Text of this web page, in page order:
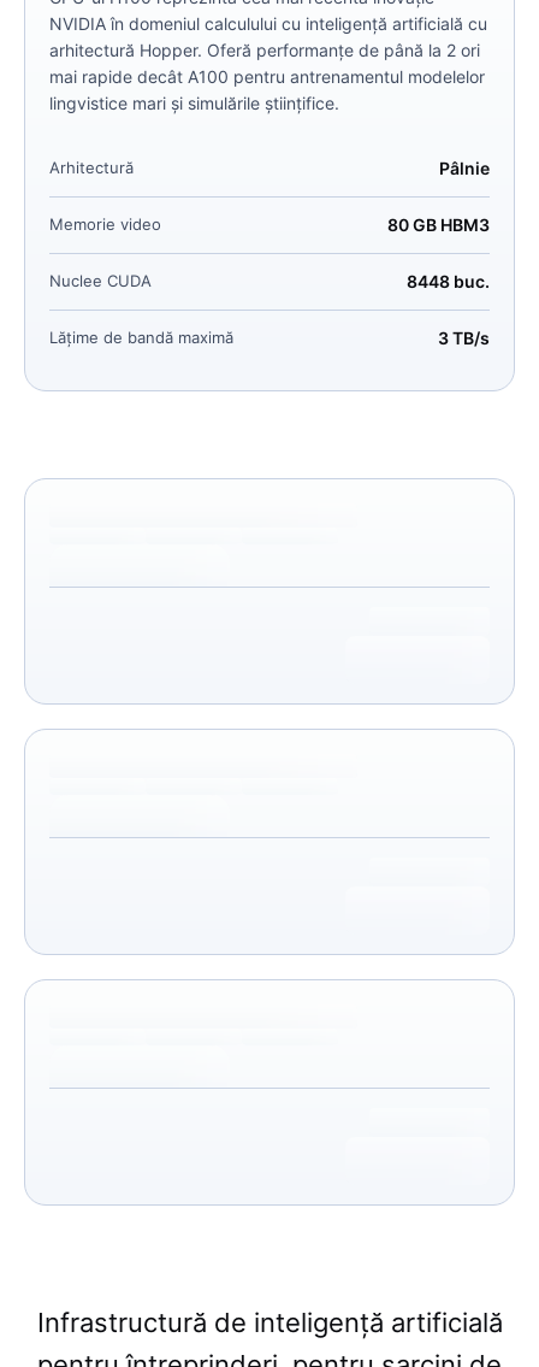
NVIDIA în domeniul calculului cu inteligență artificială cu
arhitectură Hopper. Oferă performanțe de până la 2 ori
mai rapide decât A100 pentru antrenamentul modelelor
lingvistice mari și simulările științifice.
Arhitectură Pâlnie
Memorie video 80 GB HBM3
Nuclee CUDA 8448 buc.
Lățime de bandă maximă 3 TB/s
Infrastructură de inteligență artificială